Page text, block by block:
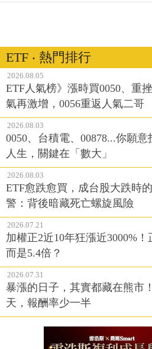
ETF ‧ 熱門排行
2026.08.05
ETF人氣榜》漲時買0050、重
氣再激增，0056重返人氣二哥
2026.08.03
0050、台積電、00878...你願
人生，關鍵在「數大」
2026.08.03
ETF愈跌愈買，成台股大跌時
警：背後暗藏死亡螺旋風險
2026.07.21
加權正2近10年狂漲近3000%
而是5.4倍？
2026.07.31
暴漲的日子，其實都藏在熊市
天，報酬率少一半